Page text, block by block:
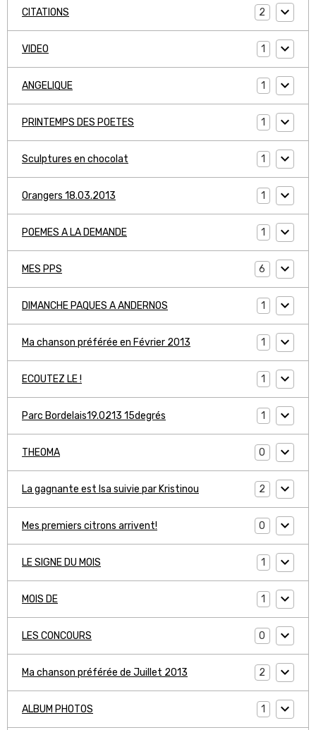
CITATIONS 2
VIDEO 1
ANGELIQUE 1
PRINTEMPS DES POETES 1
Sculptures en chocolat 1
Orangers 18.03.2013 1
POEMES A LA DEMANDE 1
MES PPS 6
DIMANCHE PAQUES A ANDERNOS 1
Ma chanson préférée en Février 2013 1
ECOUTEZ LE ! 1
Parc Bordelais19.0213 15degrés 1
THEOMA 0
La gagnante est Isa suivie par Kristinou 2
Mes premiers citrons arrivent! 0
LE SIGNE DU MOIS 1
MOIS DE 1
LES CONCOURS 0
Ma chanson préférée de Juillet 2013 2
ALBUM PHOTOS 1